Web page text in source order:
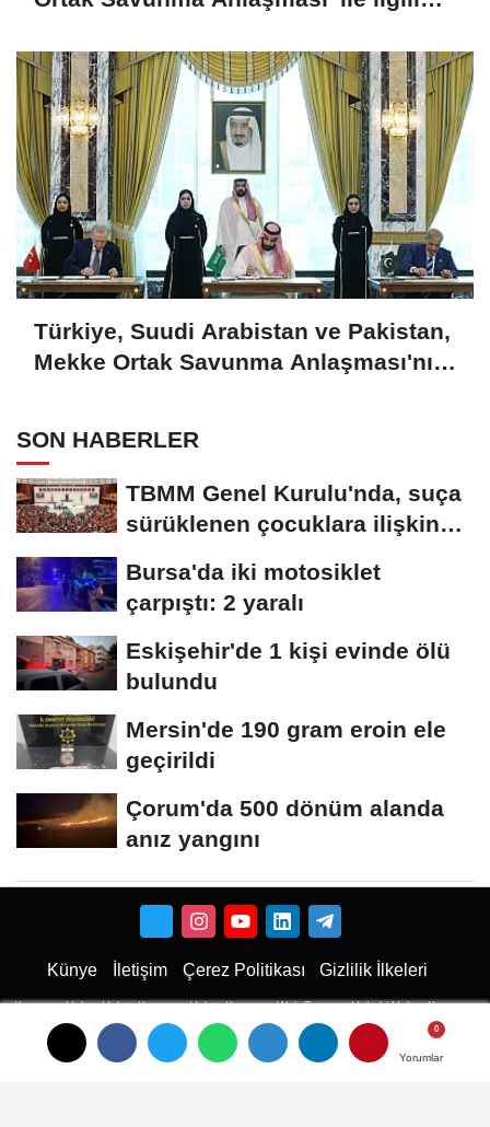
Yorumlar
Yorumlar
Yorumlar
Türkiye, Suudi Arabistan ve Pakistan,
Mekke Ortak Savunma Anlaşması'nı
SON HABERLER
TBMM Genel Kurulu'nda, suça
sürüklenen çocuklara ilişkin
Bursa'da iki motosiklet
çarpıştı: 2 yaralı
Eskişehir'de 1 kişi evinde ölü
bulundu
Mersin'de 190 gram eroin ele
geçirildi
Çorum'da 500 dönüm alanda
anız yangını
Künye İletişim Çerez Politikası Gizlilik İlkeleri
Karaman Haber Haber Karaman Haber Karaman Web Tasarım Hukuki Haber Karaman
Emlak Karaman Çiçekci
Haber